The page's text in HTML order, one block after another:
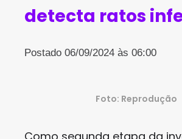
detecta ratos
Postado 06/09/2024 às 06:00
Foto: Reprodução